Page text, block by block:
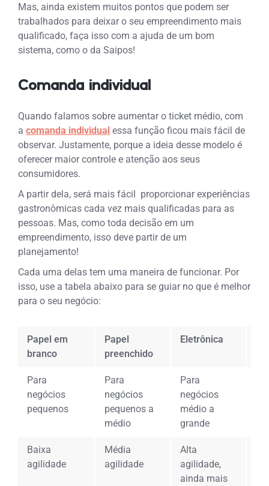
Mas, ainda existem muitos pontos que podem ser
trabalhados para deixar o seu empreendimento mais
qualificado, faça isso com a ajuda de um bom
sistema, como o da Saipos!
Comanda individual
Quando falamos sobre aumentar o ticket médio, com
a comanda individual essa função ficou mais fácil de
observar.Justamente, porque a ideia desse modelo é
oferecer maior controle e atenção aos seus
consumidores.
A partir dela, será mais fácil proporcionar experiências
gastronômicas cada vez mais qualificadas para as
pessoas. Mas, como toda decisão em um
empreendimento, isso deve partir de um
planejamento!
Cada uma delas tem uma maneira de funcionar. Por
isso, use a tabela abaixo para se guiar no que é melhor
para o seu negócio:
Papel em
branco
Papel
preenchido
Eletrônica
Para
negócios
pequenos
Para
negócios
pequenos a
médio
Para
negócios
médio a
grande
Baixa
agilidade
Média
agilidade
Alta
agilidade,
ainda mais